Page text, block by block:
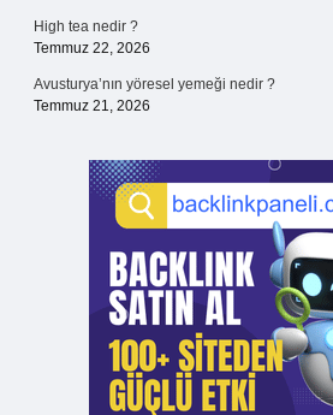
High tea nedir ?
Temmuz 22, 2026
Avusturya’nın yöresel yemeği nedir ?
Temmuz 21, 2026